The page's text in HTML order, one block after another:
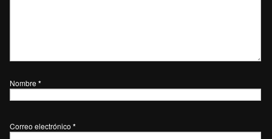
Nombre *
Correo electrónico *